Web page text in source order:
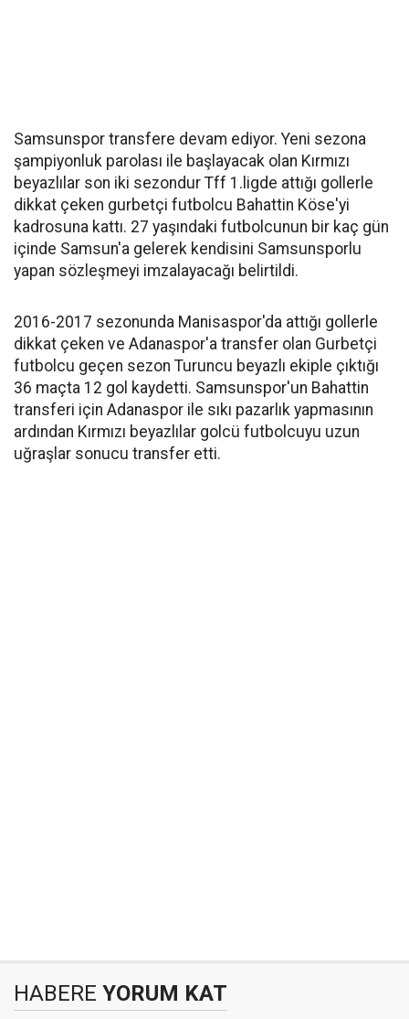
Samsunspor transfere devam ediyor. Yeni sezona
şampiyonluk parolası ile başlayacak olan Kırmızı
beyazlılar son iki sezondur Tff 1.ligde attığı gollerle
dikkat çeken gurbetçi futbolcu Bahattin Köse'yi
kadrosuna kattı. 27 yaşındaki futbolcunun bir kaç gün
içinde Samsun'a gelerek kendisini Samsunsporlu
yapan sözleşmeyi imzalayacağı belirtildi.
2016-2017 sezonunda Manisaspor'da attığı gollerle
dikkat çeken ve Adanaspor'a transfer olan Gurbetçi
futbolcu geçen sezon Turuncu beyazlı ekiple çıktığı
36 maçta 12 gol kaydetti. Samsunspor'un Bahattin
transferi için Adanaspor ile sıkı pazarlık yapmasının
ardından Kırmızı beyazlılar golcü futbolcuyu uzun
uğraşlar sonucu transfer etti.
HABERE YORUM KAT